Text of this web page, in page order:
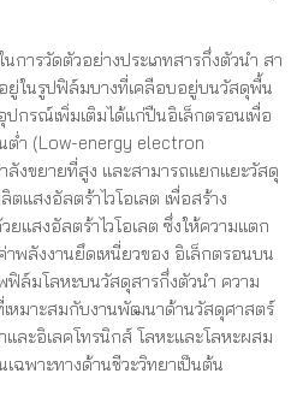
การวัดตัวอย่างประเภทสารกึ่งตัวนำ สา
ยู่ในรูปฟิล์มบางที่เคลือบอยู่บนวัสดุพื้น
กรณ์เพิ่มเติมได้แก่ปืนอิเล็กตรอนเพื่อ
ต่ำ (Low-energy electron
งขยายที่สูง และสามารถแยกแยะวัสดุ
สงอัลตร้าไวโอเลต เพื่อสร้าง
แสงอัลตร้าไวโอเลต ซึ่งให้ความแตก
าพลังงานยึดเหนี่ยวของ อิเล็กตรอนบน
ฟิล์มโลหะบนวัสดุสารกึ่งตัวนำ ความ
หมาะสมกับงานพัฒนาด้านวัสดุศาสตร์
ละอิเลคโทรนิกส์ โลหะและโลหะผสม
ฉพาะทางด้านชีวะวิทยาเป็นต้น